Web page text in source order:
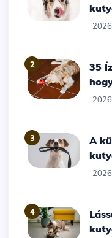
2
35 Ízletes KONG-töltelékötlet,
3
A különböző típusú
4
Lássuk, mit tesznek a